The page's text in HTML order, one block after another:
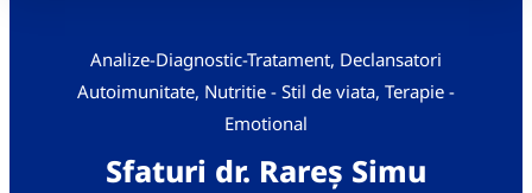
Analize-Diagnostic-Tratament, Declansatori
Autoimunitate, Nutritie - Stil de viata, Terapie -
Emotional
Sfaturi dr. Rareș Simu